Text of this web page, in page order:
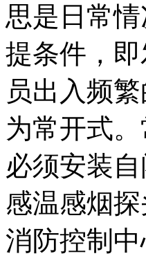
思是日常
提条件，
员出入频
为常开式
必须安装
感温感烟
消防控制